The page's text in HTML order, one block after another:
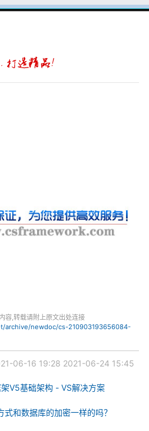
容,转载请附上原文出处连接
archive/newdoc/cs-210903193656084-
06-16 19:28 2021-06-24 15:45
V5基础架构 - VS解决方案
和数据库的加密一样的吗？